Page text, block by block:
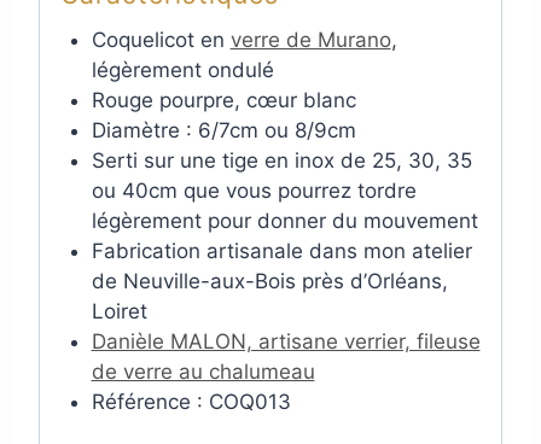
Coquelicot en verre de Murano,
légèrement ondulé
Rouge pourpre, cœur blanc
Diamètre : 6/7cm ou 8/9cm
Serti sur une tige en inox de 25, 30, 35
ou 40cm que vous pourrez tordre
légèrement pour donner du mouvement
Fabrication artisanale dans mon atelier
de Neuville-aux-Bois près d’Orléans,
Loiret
Danièle MALON, artisane verrier, fileuse
de verre au chalumeau
Référence : COQ013